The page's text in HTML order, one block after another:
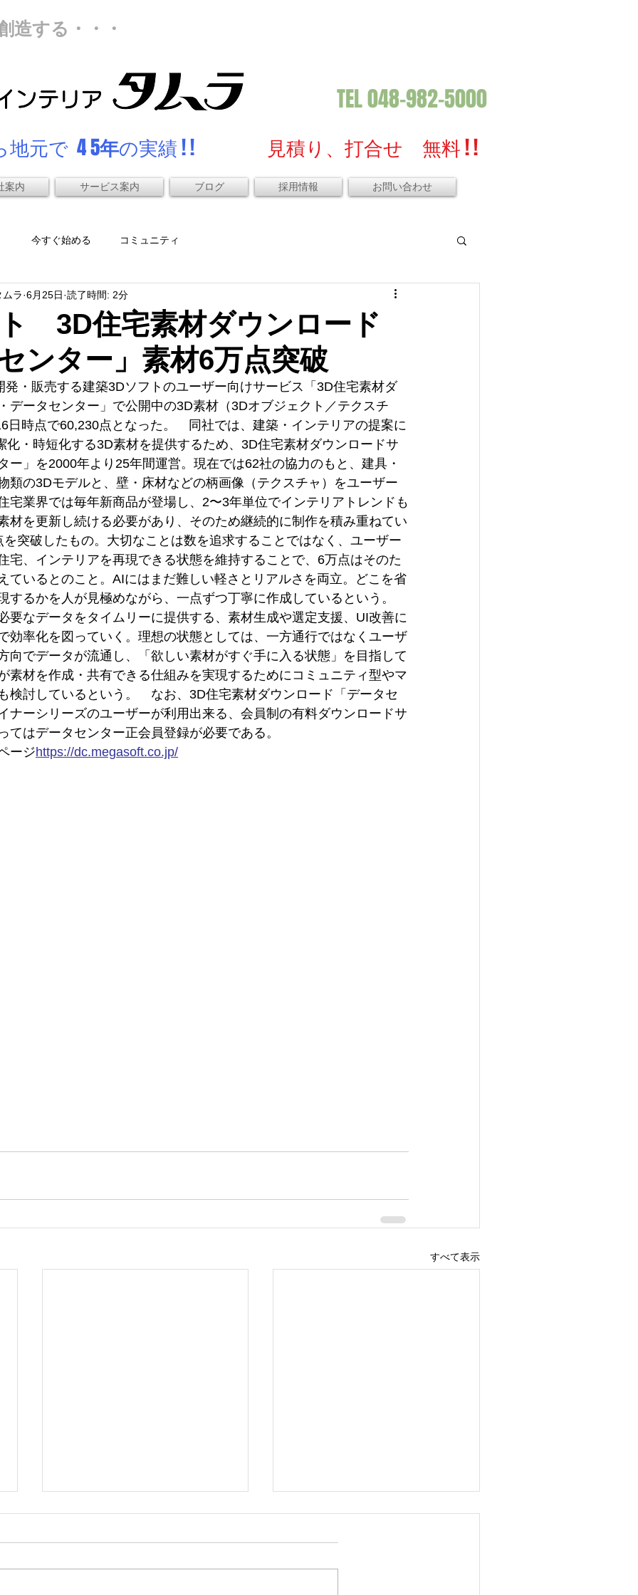
造する・・・
TEL 048-982-5000
元で 4 5年の実績 ! ! 見積り、打合せ 無料 ! !
案内 サービス案内 ブログ 採用情報 お問い合わせ
今すぐ始める コミュニティ
3D住宅素材ダウンロード
ンター」素材6万点突破
ラ 6月25日 読了時間: 2分
・販売する建築3Dソフトのユーザー向けサービス「3D住宅素材ダ
データセンター」で公開中の3D素材（3Dオブジェクト／テクスチ
日時点で60,230点となった。　同社では、建築・インテリアの提案に
化・時短化する3D素材を提供するため、3D住宅素材ダウンロードサ
ー」を2000年より25年間運営。現在では62社の協力のもと、建具・
類の3Dモデルと、壁・床材などの柄画像（テクスチャ）をユーザー
宅業界では毎年新商品が登場し、2〜3年単位でインテリアトレンドも
材を更新し続ける必要があり、そのため継続的に制作を積み重ねてい
突破したもの。大切なことは数を追求することではなく、ユーザー
宅、インテリアを再現できる状態を維持することで、6万点はそのた
ているとのこと。AIにはまだ難しい軽さとリアルさを両立。どこを省
するかを人が見極めながら、一点ずつ丁寧に作成しているという。
要なデータをタイムリーに提供する、素材生成や選定支援、UI改善に
効率化を図っていく。理想の状態としては、一方通行ではなくユーザ
向でデータが流通し、「欲しい素材がすぐ手に入る状態」を目指して
素材を作成・共有できる仕組みを実現するためにコミュニティ型やマ
検討しているという。　なお、3D住宅素材ダウンロード「データセ
ナーシリーズのユーザーが利用出来る、会員制の有料ダウンロードサ
てはデータセンター正会員登録が必要である。
ージhttps://dc.megasoft.co.jp/
すべて表示